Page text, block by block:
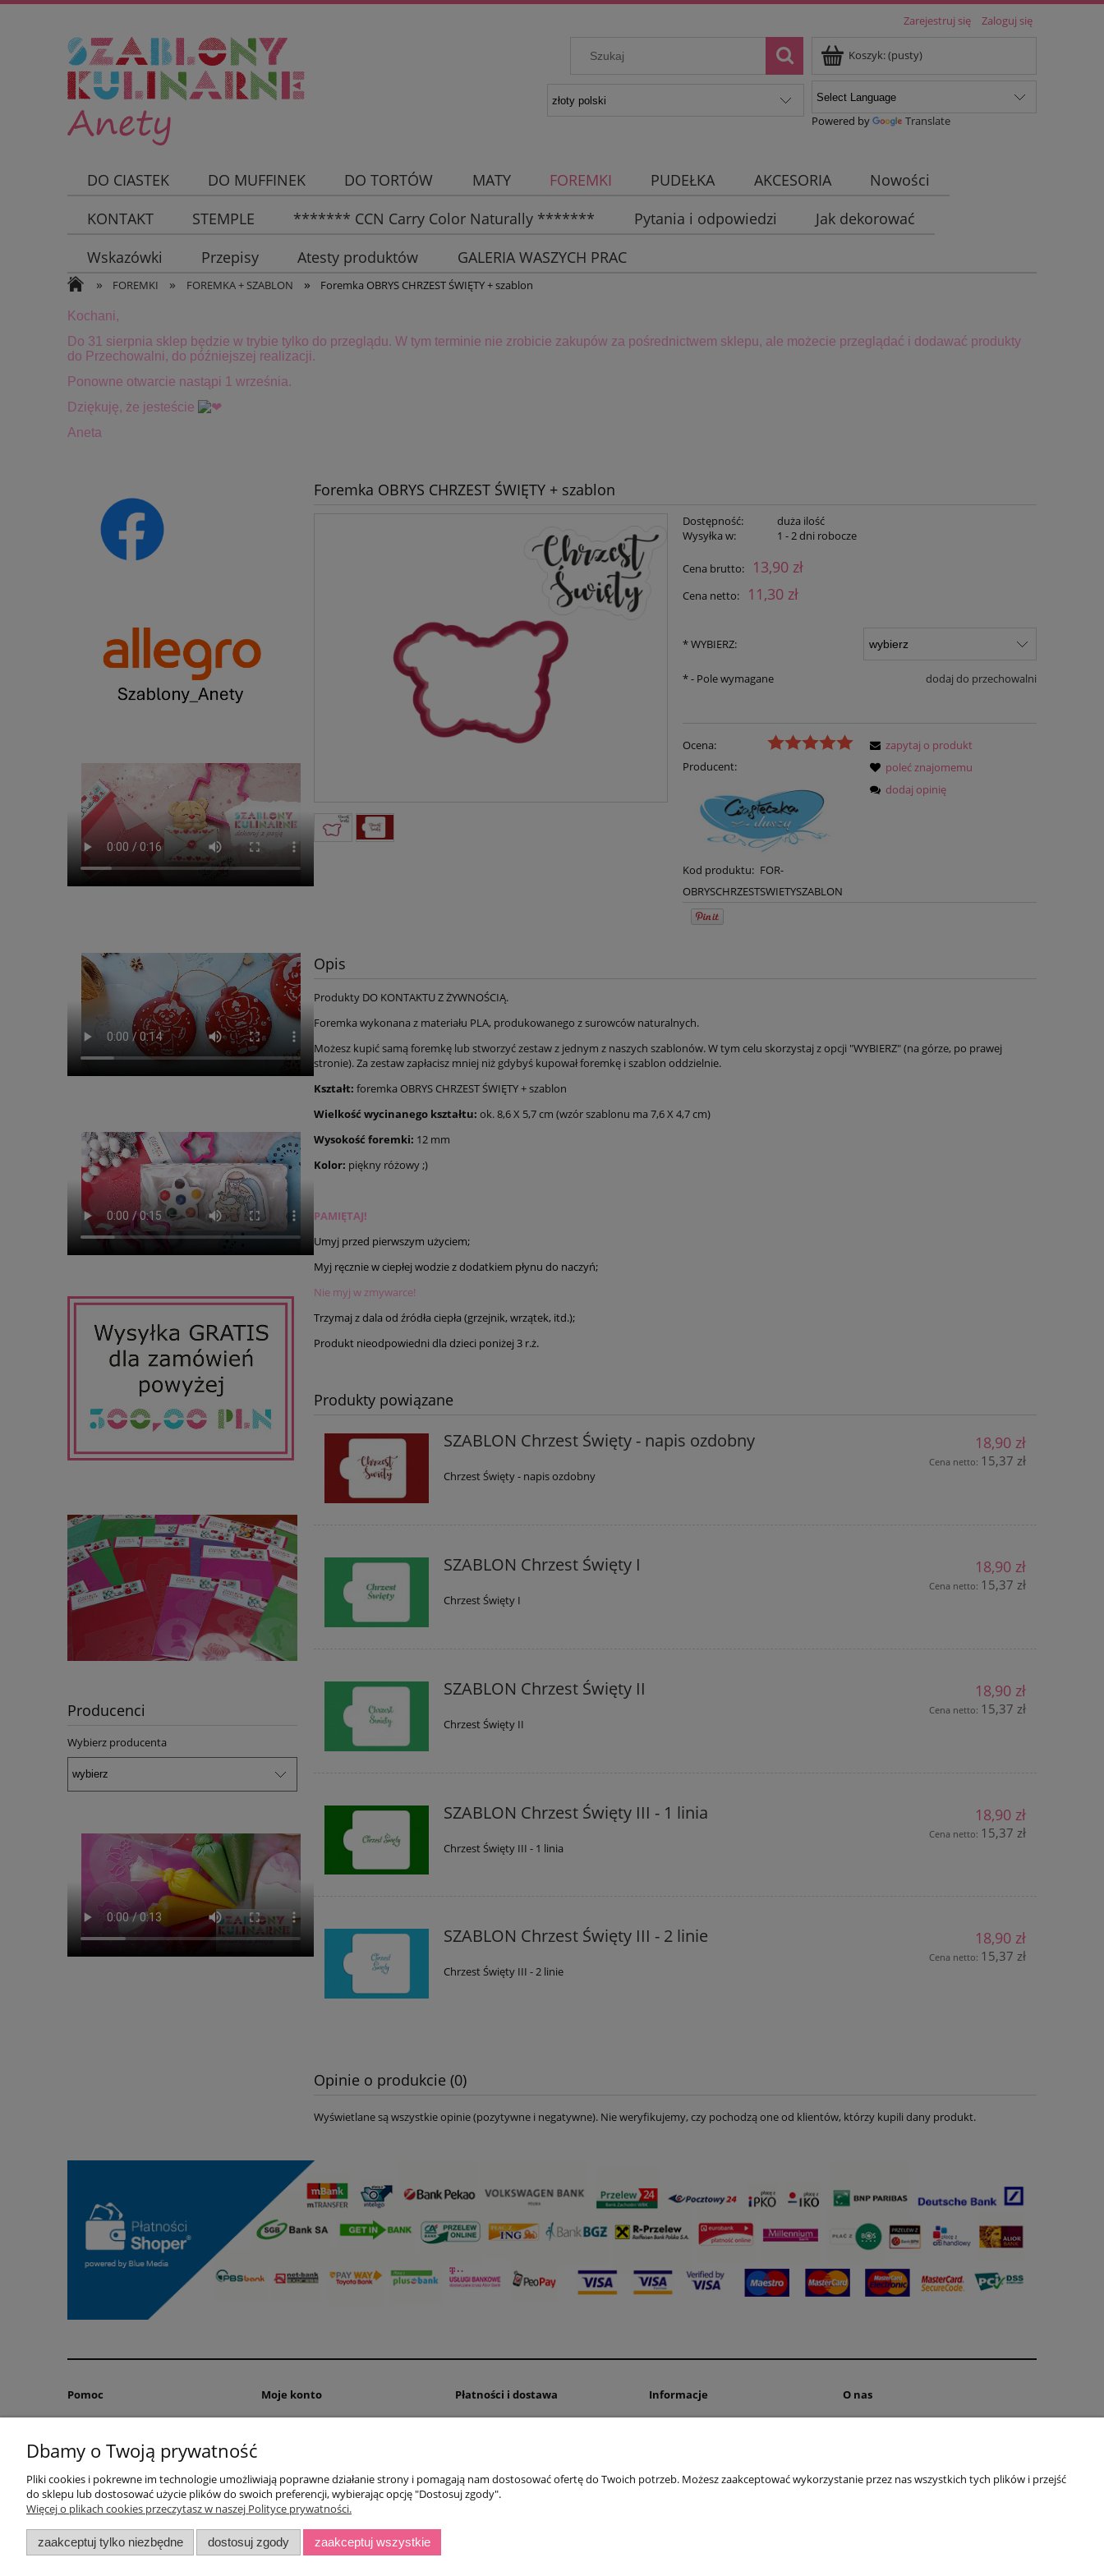
Zarejestruj się Zaloguj się
Koszyk:(pusty)
Powered by Translate
DO CIASTEK DO MUFFINEK DO TORTÓW MATY FOREMKI PUDEŁKA AKCESORIA
Nowości
KONTAKT
STEMPLE ******* CCN Carry Color Naturally ******* Pytania i odpowiedzi
Jak dekorować
Wskazówki
Przepisy Atesty produktów GALERIA WASZYCH PRAC
» FOREMKI » FOREMKA + SZABLON » Foremka OBRYS CHRZEST ŚWIĘTY + szablon
Kochani,
Do 31 sierpnia sklep będzie w trybie tylko do przeglądu. W tym terminie nie zrobicie zakupów za pośrednictwem sklepu, ale możecie przeglądać i dodawać produkty
do Przechowalni, do późniejszej realizacji.
Ponowne otwarcie nastąpi 1 września.
Dziękuję, że jesteście
Aneta
Producenci
Wybierz producenta
Foremka OBRYS CHRZEST ŚWIĘTY + szablon
Dostępność:
duża ilość
Wysyłka w:
1 - 2 dni robocze
Cena brutto: 13,90 zł
Cena netto: 11,30 zł
*WYBIERZ:
dodaj do przechowalni
*- Pole wymagane
Ocena:
Producent:
Kod produktu: FOR-
OBRYSCHRZESTSWIETYSZABLON
zapytaj o produkt
poleć znajomemu
dodaj opinię
Opis
Produkty DO KONTAKTU Z ŻYWNOŚCIĄ.
Foremka wykonana z materiału PLA, produkowanego z surowców naturalnych.
Możesz kupić samą foremkę lub stworzyć zestaw z jednym z naszych szablonów. W tym celu skorzystaj z opcji "WYBIERZ" (na górze, po prawej
stronie). Za zestaw zapłacisz mniej niż gdybyś kupował foremkę i szablon oddzielnie.
Kształt: foremka OBRYS CHRZEST ŚWIĘTY + szablon
Wielkość wycinanego kształtu: ok. 8,6 X 5,7 cm (wzór szablonu ma 7,6 X 4,7 cm)
Wysokość foremki: 12 mm
Kolor: piękny różowy ;)
PAMIĘTAJ!
Umyj przed pierwszym użyciem;
Myj ręcznie w ciepłej wodzie z dodatkiem płynu do naczyń;
Nie myj w zmywarce!
Trzymaj z dala od źródła ciepła (grzejnik, wrzątek, itd.);
Produkt nieodpowiedni dla dzieci poniżej 3 r.ż.
Produkty powiązane
SZABLON Chrzest Święty - napis ozdobny
Chrzest Święty - napis ozdobny
18,90 zł
Cena netto: 15,37 zł
SZABLON Chrzest Święty I
Chrzest Święty I
18,90 zł
Cena netto: 15,37 zł
SZABLON Chrzest Święty II
Chrzest Święty II
18,90 zł
Cena netto: 15,37 zł
SZABLON Chrzest Święty III - 1 linia
Chrzest Święty III - 1 linia
18,90 zł
Cena netto: 15,37 zł
SZABLON Chrzest Święty III - 2 linie
Chrzest Święty III - 2 linie
18,90 zł
Cena netto: 15,37 zł
Opinie o produkcie (0)
Wyświetlane są wszystkie opinie (pozytywne i negatywne). Nie weryfikujemy, czy pochodzą one od klientów, którzy kupili dany produkt.
Pomoc
Regulaminy
Moje konto Płatności i dostawa Informacje O nas
YouTube
Dbamy o Twoją prywatność
Pliki cookies i pokrewne im technologie umożliwiają poprawne działanie strony i pomagają nam dostosować ofertę do Twoich potrzeb. Możesz zaakceptować wykorzystanie przez nas wszystkich tych plików i przejść
do sklepu lub dostosować użycie plików do swoich preferencji, wybierając opcję "Dostosuj zgody".
Więcej o plikach cookies przeczytasz w naszej Polityce prywatności.
zaakceptuj tylko niezbędne dostosuj zgody zaakceptuj wszystkie